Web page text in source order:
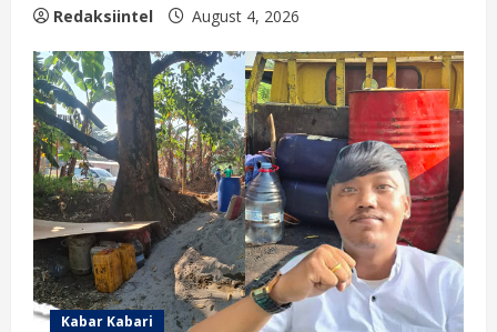
Redaksiintel August 4, 2026
Kabar Kabari